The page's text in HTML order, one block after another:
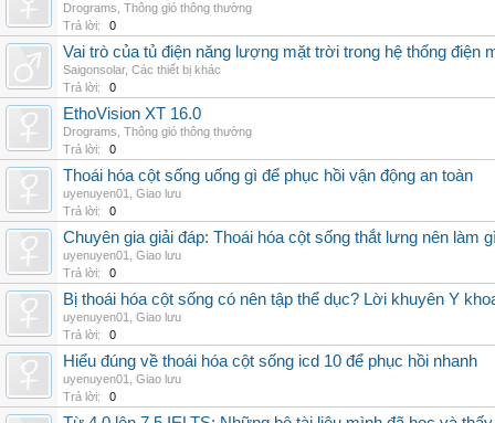
Drograms Thông gió thông thường
Trả lời:
0
Vai trò của tủ điện năng lượng mặt trời trong hệ thống điện
Saigonsolar, Các thiết bị khác
Trả lời:
0
EthoVision XT 16.0
Drograms Thông gió thông thường
Trả lời:
0
Thoái hóa cột sống uống gì để phục hồi vận động an toàn
uyenuyen01
Giao lưu
Trả lời:
0
Chuyên gia giải đáp: Thoái hóa cột sống thắt lưng nên làm
uyenuyen01
Giao lưu
Trả lời:
0
Bị thoái hóa cột sống có nên tập thể dục? Lời khuyên Y
uyenuyen01
Giao lưu
Trả lời:
0
Hiểu đúng về thoái hóa cột sống icd 10 để phục hồi nhanh
uyenuyen01
Giao lưu
Trả lời:
0